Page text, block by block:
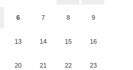
6 7 8 9
13 14 15 16
20 21 22 23